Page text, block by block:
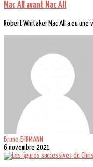
Mac All avant Mac All
Robert Whitaker Mac All a eu
Bruno EHRMANN
6 novembre 2021